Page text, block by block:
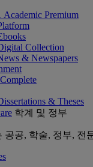
Academic Premium
Collection
& Newspapers
& Theses
학계 및 정부
공공, 학술, 정부, 전